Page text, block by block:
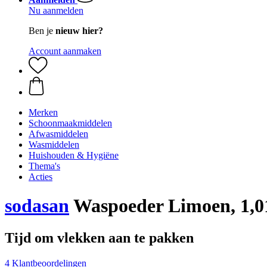
Nu aanmelden
Ben je nieuw hier?
Account aanmaken
Merken
Schoonmaakmiddelen
Afwasmiddelen
Wasmiddelen
Huishouden & Hygiëne
Thema's
Acties
sodasanWaspoeder Limoen,
Tijd om vlekken aan te pakken
4 Klantbeoordelingen